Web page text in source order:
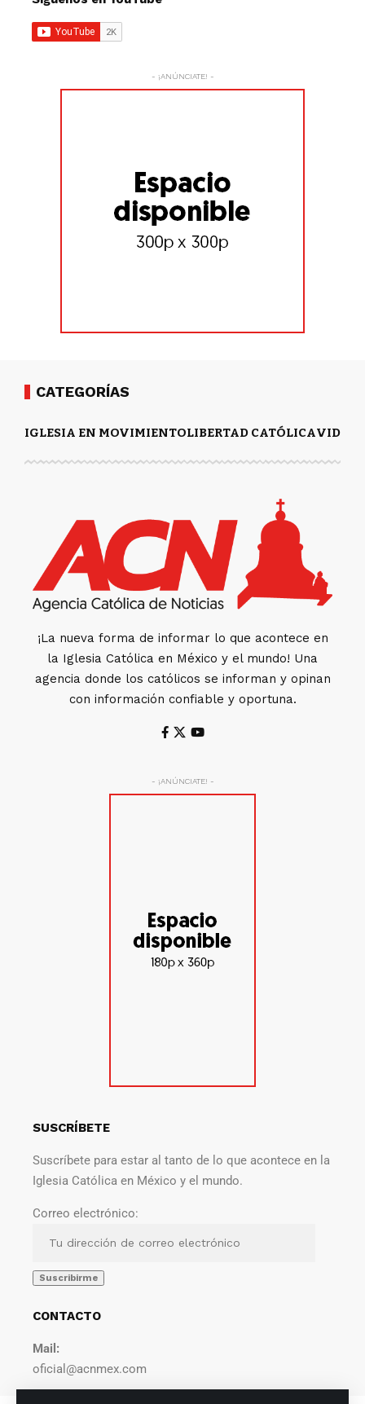
- ¡ANÚNCIATE! -
CATEGORÍAS
IGLESIA EN MOVIMIENTOLIBERTAD CATÓLICAVIDA
¡La nueva forma de informar lo que acontece en
la Iglesia Católica en México y el mundo! Una
agencia donde los católicos se informan y opinan
con información confiable y oportuna.
- ¡ANÚNCIATE! -
SUSCRÍBETE
Suscríbete para estar al tanto de lo que acontece en la
Iglesia Católica en México y el mundo.
Correo electrónico:
CONTACTO
Mail:
oficial@acnmex.com